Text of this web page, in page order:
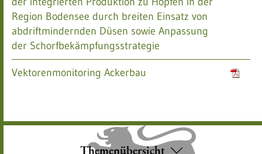
Region Bodensee durch breiten Einsatz von
abdriftmindernden Düsen sowie Anpassung
der Schorfbekämpfungsstrategie
Vektorenmonitoring Ackerbau
Themenübersicht